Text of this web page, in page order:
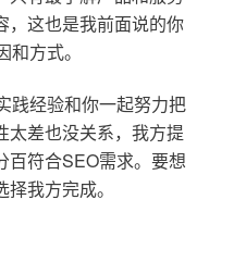
，这也是我前面说的你
方式。
践经验和你一起努力把
太差也没关系，我方提
百符合SEO需求。要想
我方完成。